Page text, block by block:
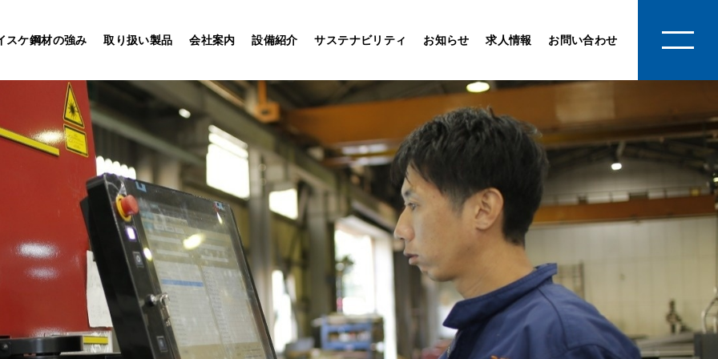
スケ鋼材の強み 取り扱い製品 会社案内 設備紹介 サステナビリティ お知らせ 求人情報 お問い合わせ